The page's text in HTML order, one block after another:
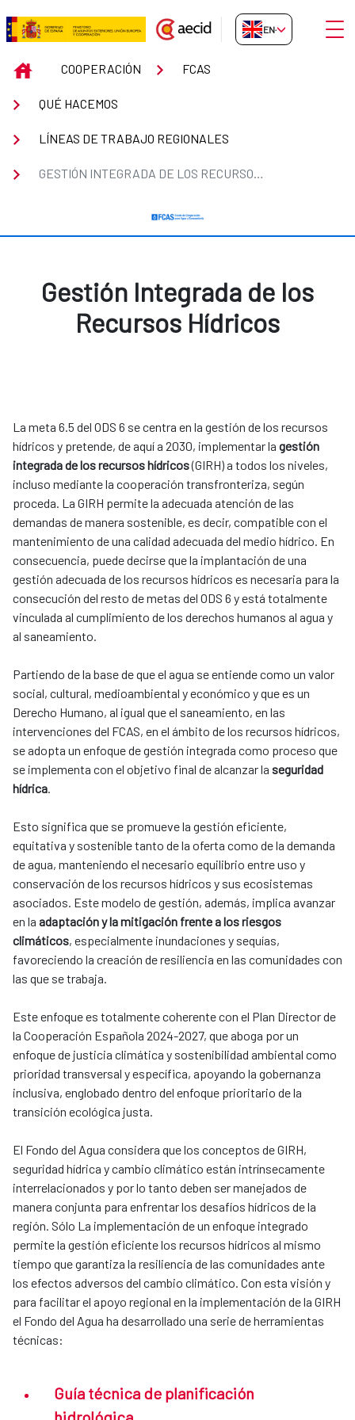
Skip to Main Content
Gestión Integrada de los
EN-GB
INICIOCOOPERACIÓN FCAS
QUÉ HACEMOS
LÍNEAS DE TRABAJO REGIONALES
GESTIÓN INTEGRADA DE LOS RECURSOS HÍDRICOS
Gestión Integrada de los
Recursos Hídricos
La meta 6.5 del ODS 6 se centra en la gestión de los recursos
hídricos y pretende, de aquí a 2030, implementar la gestión
integrada de los recursos hídricos(GIRH) a todos los niveles,
incluso mediante la cooperación transfronteriza, según
proceda. La GIRH permite la adecuada atención de las
demandas de manera sostenible, es decir, compatible con el
mantenimiento de una calidad adecuada del medio hídrico. En
consecuencia, puede decirse que la implantación de una
gestión adecuada de los recursos hídricos es necesaria para la
consecución del resto de metas del ODS 6 y está totalmente
vinculada al cumplimiento de los derechos humanos al agua y
al saneamiento.
Partiendo de la base de que el agua se entiende como un valor
social, cultural, medioambiental y económico y que es un
Derecho Humano, al igual que el saneamiento, en las
intervenciones del FCAS, en el ámbito de los recursos hídricos,
se adopta un enfoque de gestión integrada como proceso que
se implementa con el objetivo final de alcanzar la seguridad
hídrica.
Esto significa que se promueve la gestión eficiente,
equitativa y sostenible tanto de la oferta como de la demanda
de agua, manteniendo el necesario equilibrio entre uso y
conservación de los recursos hídricos y sus ecosistemas
asociados. Este modelo de gestión, además, implica avanzar
en la adaptación y la mitigación frente a los riesgos
climáticos, especialmente inundaciones y sequías,
favoreciendo la creación de resiliencia en las comunidades con
las que se trabaja.
Este enfoque es totalmente coherente con el Plan Director de
la Cooperación Española 2024-2027, que aboga por un
enfoque de justicia climática y sostenibilidad ambiental como
prioridad transversal y específica, apoyando la gobernanza
inclusiva, englobado dentro del enfoque prioritario de la
transición ecológica justa.
El Fondo del Agua considera que los conceptos de GIRH,
seguridad hídrica y cambio climático están intrínsecamente
interrelacionados y por lo tanto deben ser manejados de
manera conjunta para enfrentar los desafíos hídricos de la
región. Sólo La implementación de un enfoque integrado
permite la gestión eficiente los recursos hídricos al mismo
tiempo que garantiza la resiliencia de las comunidades ante
los efectos adversos del cambio climático. Con esta visión y
para facilitar el apoyo regional en la implementación de la GIRH
el Fondo del Agua ha desarrollado una serie de herramientas
técnicas:
Guía técnica de planificación